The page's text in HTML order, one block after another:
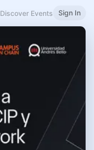
Discover Events Sign In